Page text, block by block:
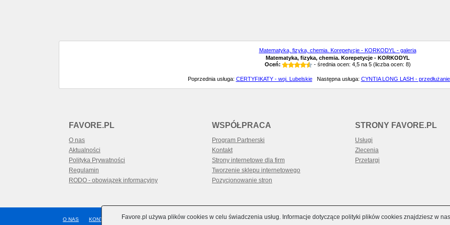
Favore.pl używa plików cookies w celu świadczenia usług. Informacje dotyczące polityki plików cookies znajdziesz w
Matematyka, fizyka, chemia. Korepetycje - KORKODYL - galeria
Matematyka, fizyka, chemia. Korepetycje - KORKODYL
Oceń:
- średnia ocen: 4,5na 5(liczba ocen: 8)
Poprzednia usługa: CERTYFIKATY - woj. LubelskieNastępna usługa: CYNTIA LONG LASH -
FAVORE.PL
O nas
Aktualności
Polityka Prywatności
Regulamin
RODO - obowiązek informacyjny
WSPÓŁPRACA
Program Partnerski
Kontakt
Strony internetowe dla firm
Tworzenie sklepu internetowego
Pozycjonowanie stron
STRONY FAVORE.PL
Usługi
Zlecenia
Przetargi
O NAS KONTAKT PROGRAM PARTNERSKI POMOC ARCHIWUM TAGI